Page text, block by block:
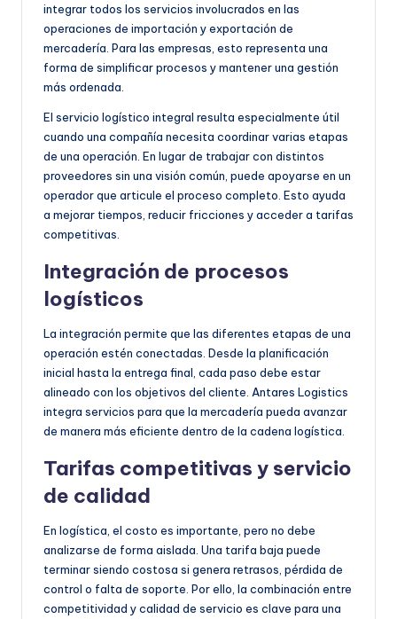
integrar todos los servicios involucrados en las
operaciones de importación y exportación de
mercadería. Para las empresas, esto representa una
forma de simplificar procesos y mantener una gestión
más ordenada.
El servicio logístico integral resulta especialmente útil
cuando una compañía necesita coordinar varias etapas
de una operación. En lugar de trabajar con distintos
proveedores sin una visión común, puede apoyarse en un
operador que articule el proceso completo. Esto ayuda
a mejorar tiempos, reducir fricciones y acceder a tarifas
competitivas.
Integración de procesos
logísticos
La integración permite que las diferentes etapas de una
operación estén conectadas. Desde la planificación
inicial hasta la entrega final, cada paso debe estar
alineado con los objetivos del cliente. Antares Logistics
integra servicios para que la mercadería pueda avanzar
de manera más eficiente dentro de la cadena logística.
Tarifas competitivas y servicio
de calidad
En logística, el costo es importante, pero no debe
analizarse de forma aislada. Una tarifa baja puede
terminar siendo costosa si genera retrasos, pérdida de
control o falta de soporte. Por ello, la combinación entre
competitividad y calidad de servicio es clave para una